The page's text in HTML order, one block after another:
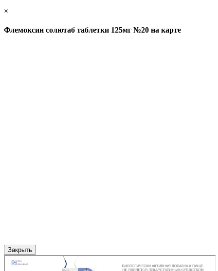
×
Флемоксин солютаб таблетки 125мг №20 на карте
Закрыть